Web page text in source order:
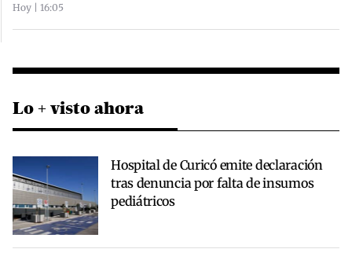
Hoy | 16:05
Lo + visto ahora
Hospital de Curicó emite declaración
tras denuncia por falta de insumos
pediátricos